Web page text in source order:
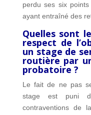
perdu ses six
ayant entraîné des
Quelles sont
respect de
un stage de
routière par
probatoire ?
Le fait de ne pas
stage est puni
contraventions de